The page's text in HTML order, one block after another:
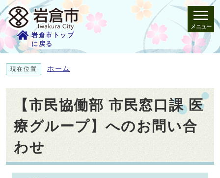
岩倉市トップ
に戻る
メニュー
現在位置 ホーム
【市民協働部 市民窓口課 医
療グループ】へのお問い合
わせ